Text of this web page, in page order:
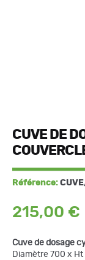
CUVE DE
Référence:
215,00 €
Cuve de dosage
Diamètre 700 x Ht